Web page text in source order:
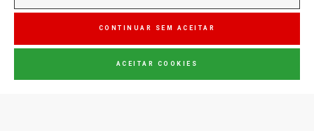
CONTINUAR SEM ACEITAR
ACEITAR COOKIES